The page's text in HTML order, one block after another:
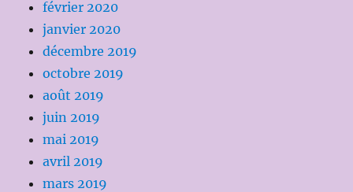
février 2020
janvier 2020
décembre 2019
octobre 2019
août 2019
juin 2019
mai 2019
avril 2019
mars 2019